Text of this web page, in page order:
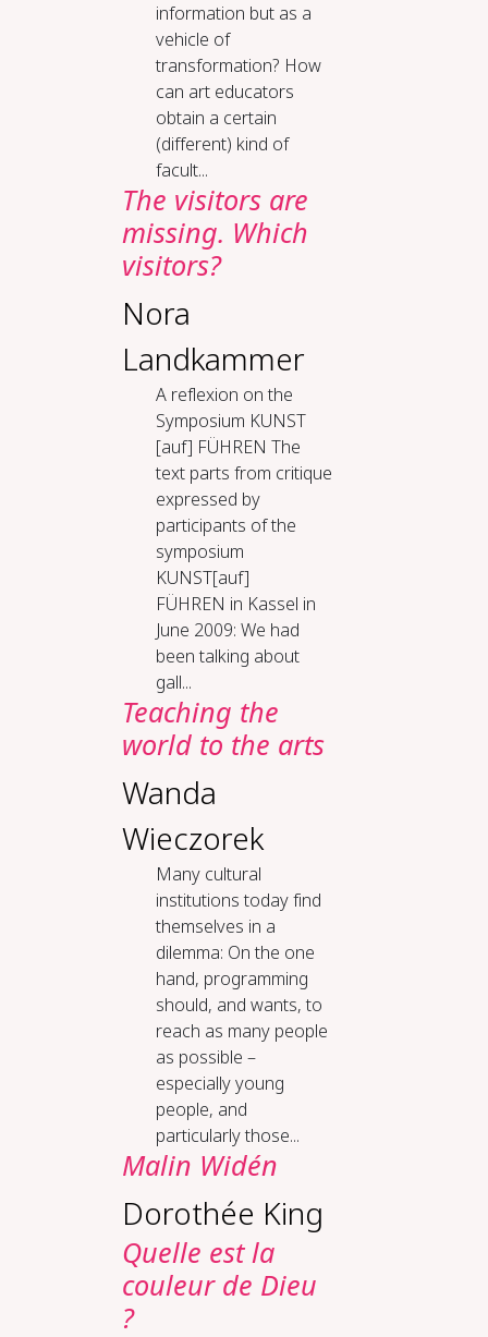
information but as a
vehicle of
transformation? How
can art educators
obtain a certain
(different) kind of
facult...
The vis­i­tors are
miss­ing. Which
vis­i­tors?
Nora
Landkammer
A re­flex­ion on the
Sym­po­sium KUN­ST
[auf] FÜHREN The
text parts from critique
expressed by
participants of the
symposium
KUNST[auf]
FÜHREN in Kassel in
June 2009: We had
been talking about
gall...
Teach­ing the
world to the arts
Wanda
Wieczorek
Many cultural
institutions today find
themselves in a
dilemma: On the one
hand, programming
should, and wants, to
reach as many people
as possible –
especially young
people, and
particularly those...
Malin Widén
Dorothée King
Quelle est la
couleur de Dieu
?